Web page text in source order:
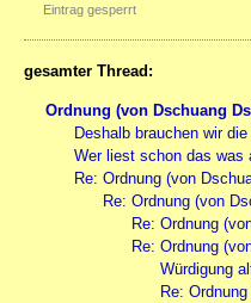
Eintrag gesperrt
gesamter Thread:
Ordnung (von Dschuang
Deshalb brauchen wir
Wer liest schon das was
Re: Ordnung (von
Re: Ordnung (von
Re: Ordnung
Re: Ordnung
Würdigung
Re: